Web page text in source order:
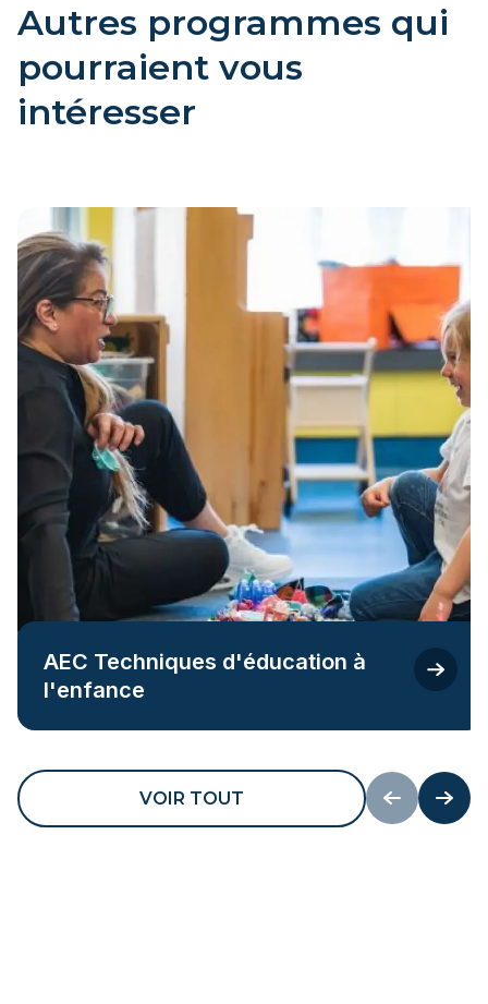
Autres programmes qui
pourraient vous
intéresser
AEC Techniques d'éducation à
l'enfance
VOIR TOUT